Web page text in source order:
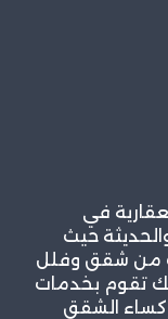
في
حيث
من شقق وفلل
تقوم بخدمات
الشقق